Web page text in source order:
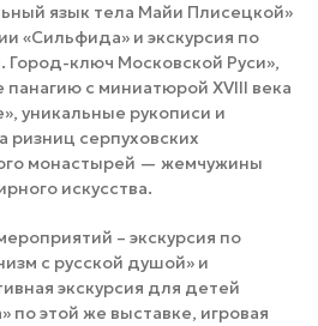
язык тела Майи Плисецкой»
«Сильфида» и экскурсия по
Город-ключ Московской Руси»,
с миниатюрой XVIII века
уникальные рукописи и
серпуховских
монастырей — жемчужины
искусства.
– экскурсия по
с русской душой» и
экскурсия для детей
по этой же выставке, игровая